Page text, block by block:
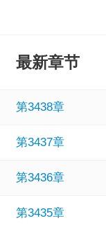
逍遥战神
逍遥战神江策免费
免费阅读完整版
最新章节
第3438章
第3437章
第3436章
第3435章